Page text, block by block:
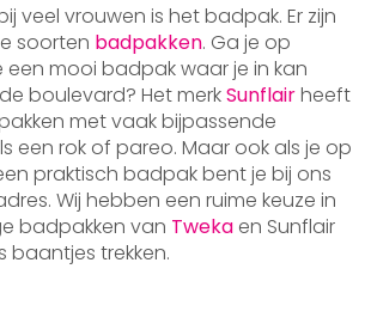
veel vrouwen is het badpak. Er zijn
soorten badpakken. Ga je op
een mooi badpak waar je in kan
boulevard? Het merkSunflairheeft
met vaak bijpassende
een rok of pareo. Maar ook als je op
praktisch badpak bent je bij ons
Wij hebben een ruime keuze in
badpakken van Tweka en Sunflair
baantjes trekken.